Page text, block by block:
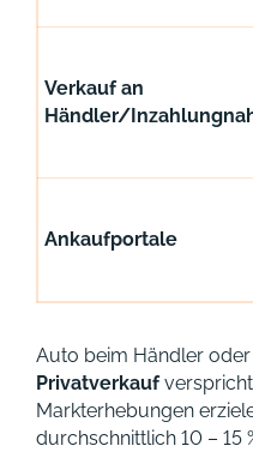
Verkauf an
Händler/
Ankaufportale
Auto beim Händler
Privatverkaufverspricht
Markterhebungen
durchschnittlich 10 – 15